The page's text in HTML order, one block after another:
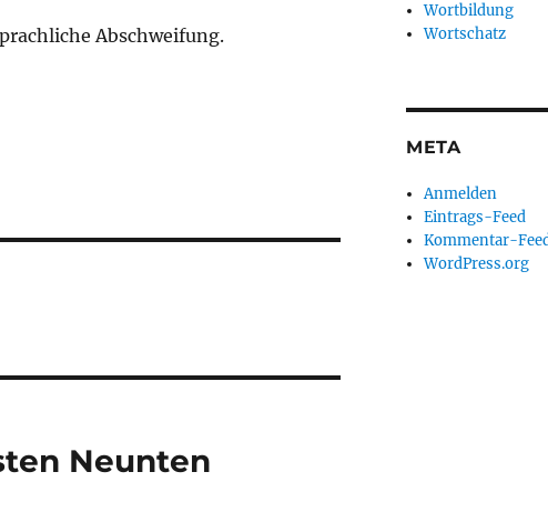
Abschweifung.
Neunten
Wortbildung
Wortschatz
META
Anmelden
Eintrags-Feed
Kommentar-
WordPress.org